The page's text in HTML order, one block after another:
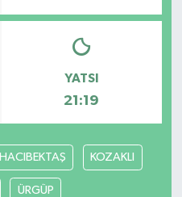
YATSI
21:19
HACIBEKTAŞ KOZAKLI
ÜRGÜP